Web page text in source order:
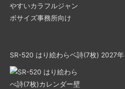
SR-520 はり絵わらベ詩(7枚) 2027